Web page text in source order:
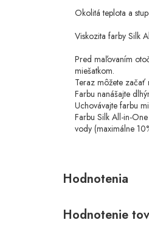
Okolitá teplota a
Viskozita farby Silk
Pred maľovaním
miešatkom.
Teraz môžete začať
Farbu nanášajte
Uchovávajte farbu
Farbu Silk All-in-
vody (maximálne
Hodnotenie